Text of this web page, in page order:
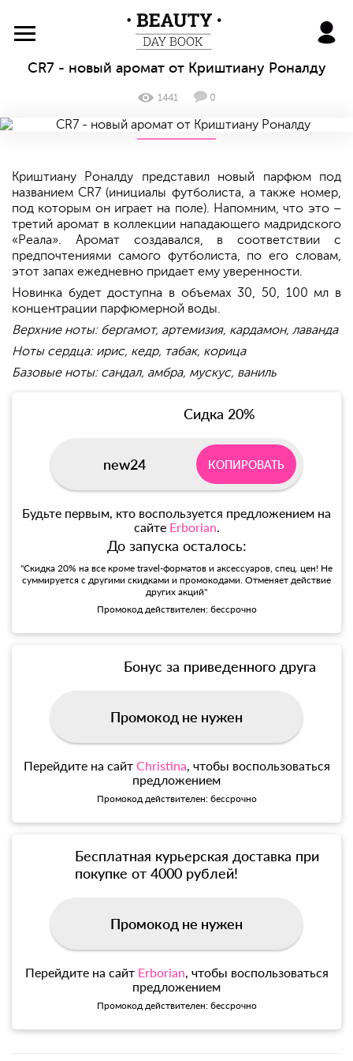
BeautyDayBook
CR7 - новый аромат от Криштиану Роналду
1441 0
Криштиану Роналду представил новый парфюм под
названием CR7 (инициалы футболиста, а также номер,
под которым он играет на поле). Напомним, что это –
третий аромат в коллекции нападающего мадридского
«Реала». Аромат создавался, в соответствии с
предпочтениями самого футболиста, по его словам,
этот запах ежедневно придает ему уверенности.
Новинка будет доступна в объемах 30, 50, 100 мл в
концентрации парфюмерной воды.
Верхние ноты: бергамот, артемизия, кардамон, лаванда
Ноты сердца: ирис, кедр, табак, корица
Базовые ноты: сандал, амбра, мускус, ваниль
Сидка 20%
new24 КОПИРОВАТЬ
Будьте первым, кто воспользуется предложением на
сайте Erborian.
До запуска осталось:
"Скидка 20% на все кроме travel-форматов и аксессуаров, спец. цен! Не
суммируется с другими скидками и промокодами. Отменяет действие
других акций"
Промокод действителен: бессрочно
Бонус за приведенного друга
Промокод не нужен
Перейдите на сайт Christina, чтобы воспользоваться
предложением
Промокод действителен: бессрочно
Бесплатная курьерская доставка при
покупке от 4000 рублей!
Промокод не нужен
Перейдите на сайт Erborian, чтобы воспользоваться
предложением
Промокод действителен: бессрочно